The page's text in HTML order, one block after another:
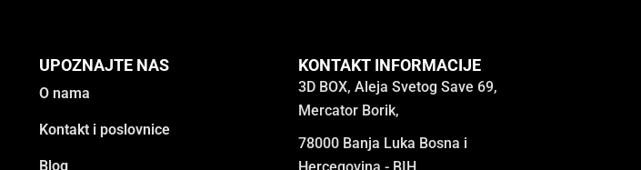
UPOZNAJTE NAS
O nama
Kontakt i poslovnice
Blog
KONTAKT INFORMACIJE
3D BOX, Aleja Svetog Save 69,
Mercator Borik,
78000 Banja Luka Bosna i